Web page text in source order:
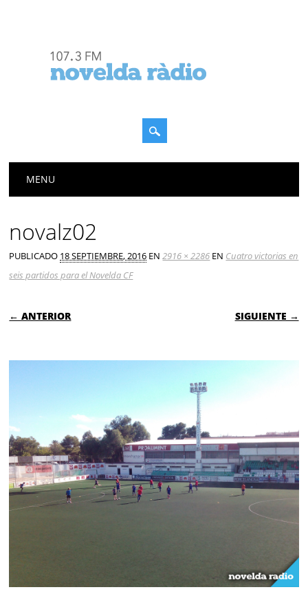
Menú principal
MENU
novalz02
PUBLICADO 18 SEPTIEMBRE, 2016 EN2916 × 2286 EN Cuatro victorias en
seis partidos para el Novelda CF
← ANTERIOR SIGUIENTE →